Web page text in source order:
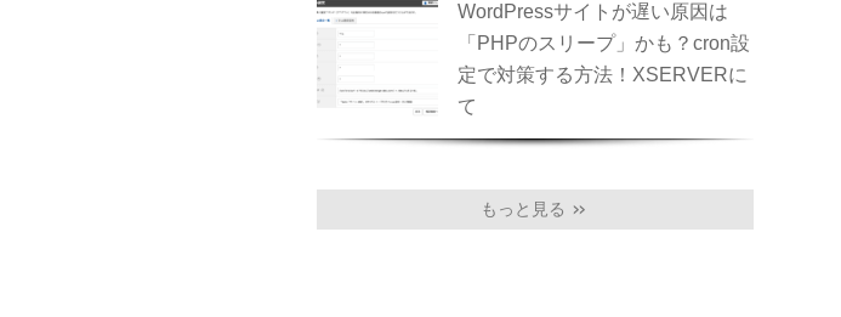
WordPressサイトが遅い原因は
「PHPのスリープ」かも？cron設
定で対策する方法！XSERVERに
て
もっと見る ＞＞